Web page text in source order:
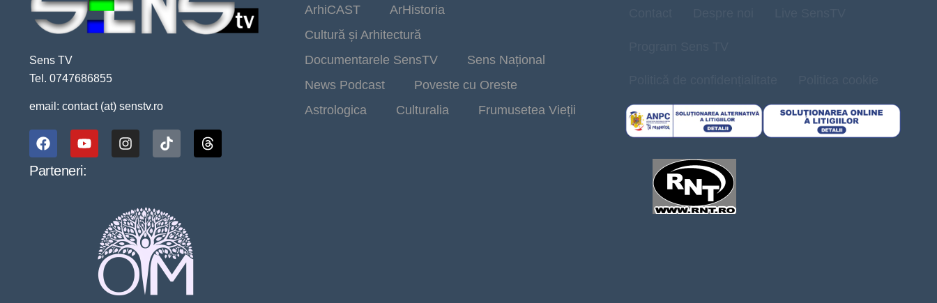
Sens TV
Tel. 0747686855
email: contact (at) senstv.ro
Parteneri:
ArhiCAST
ArHistoria
Cultură și Arhitectură
Documentarele SensTV
Sens Național
News Podcast
Poveste cu Oreste
Astrologica
Culturalia Frumusetea Vieții